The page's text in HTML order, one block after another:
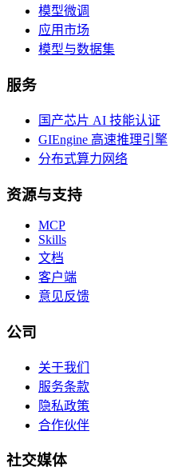
模型微调
应用市场
模型与数据集
服务
国产芯片 AI 技能认证
GIEngine 高速推理引擎
分布式算力网络
资源与支持
MCP
Skills
文档
客户端
意见反馈
公司
关于我们
服务条款
隐私政策
合作伙伴
社交媒体